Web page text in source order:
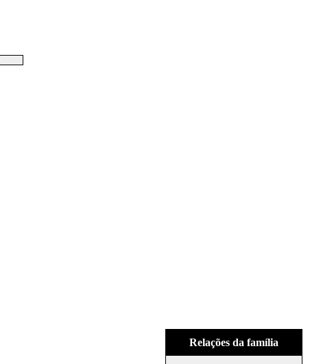
Relações da família